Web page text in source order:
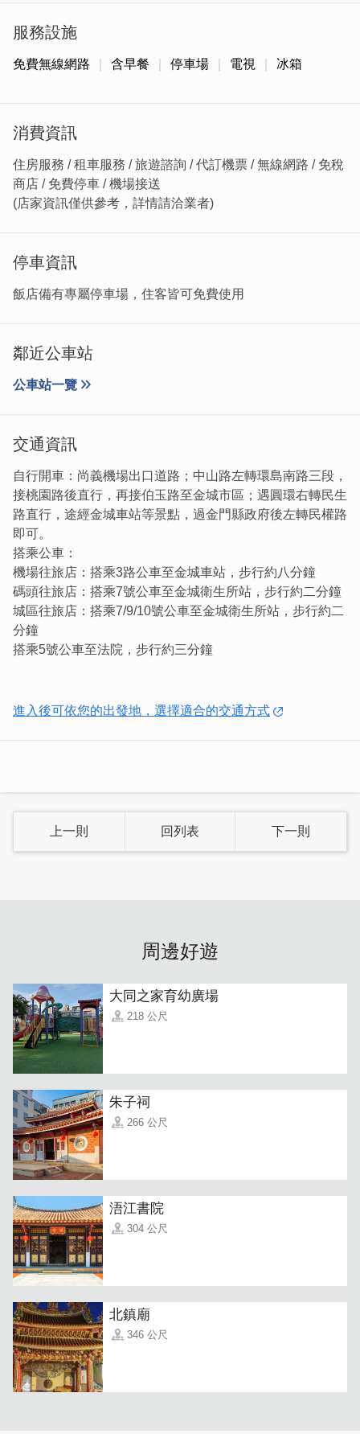
旅店共規劃客房一百間，客房面窗採光佳，住宿空間明亮，
西側客房更可直望廈門風光。
專業的服務人員、親切的服務態度，全天候為您提供完整服
服務設施
免費無線網路 含早餐 停車場 電視 冰箱
消費資訊
住房服務 / 租車服務 / 旅遊諮詢 / 代訂機票 / 無線網路 / 免稅
商店 / 免費停車 / 機場接送
(店家資訊僅供參考，詳情請洽業者)
停車資訊
飯店備有專屬停車場，住客皆可免費使用
鄰近公車站
公車站一覽
交通資訊
自行開車：尚義機場出口道路；中山路左轉環島南路三段，
接桃園路後直行，再接伯玉路至金城市區；遇圓環右轉民生
路直行，途經金城車站等景點，過金門縣政府後左轉民權路
即可。
搭乘公車：
機場往旅店：搭乘3路公車至金城車站，步行約八分鐘
碼頭往旅店：搭乘7號公車至金城衛生所站，步行約二分鐘
城區往旅店：搭乘7/9/10號公車至金城衛生所站，步行約二
分鐘
搭乘5號公車至法院，步行約三分鐘
進入後可依您的出發地，選擇適合的交通方式
上一則 回列表 下一則
周邊好遊
大同之家育幼廣場
218 公尺
朱子祠
266 公尺
浯江書院
304 公尺
北鎮廟
346 公尺